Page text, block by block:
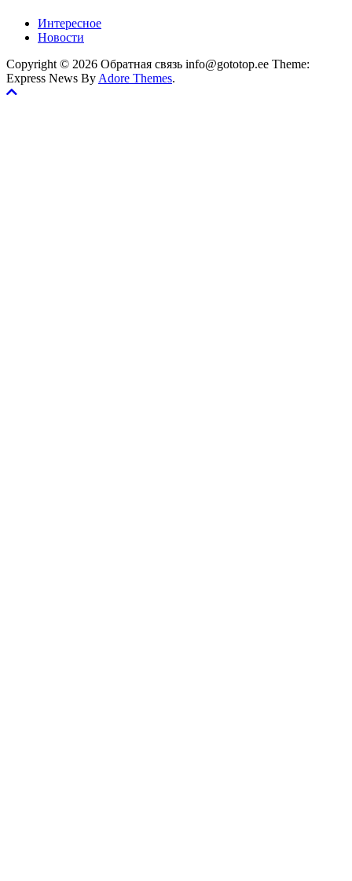
Интересное
Новости
Copyright © 2026 Обратная связь info@gototop.ee Theme:
Express News By Adore Themes.